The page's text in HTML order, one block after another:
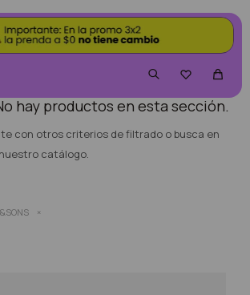

RECUPERADO PRODUCTOS
hay productos en esta sección.
con otros criterios de filtrado o busca en
catálogo.